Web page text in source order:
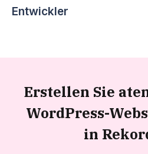
Entwickler
Erstellen Sie
WordPress-
in